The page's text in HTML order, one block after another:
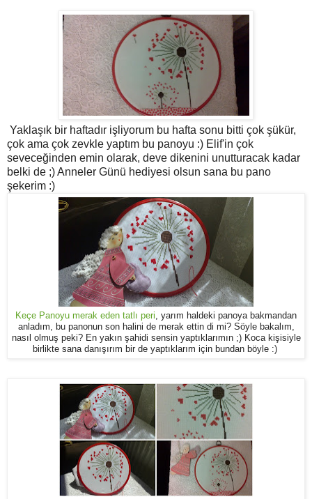
Yaklaşık bir haftadır işliyorum bu hafta sonu bitti çok şükür,
çok ama çok zevkle yaptım bu panoyu :) Elif'in çok
seveceğinden emin olarak, deve dikenini unutturacak kadar
belki de ;) Anneler Günü hediyesi olsun sana bu pano
şekerim :)
Keçe Panoyu merak eden tatlı peri , yarım haldeki panoya bakmandan
anladım, bu panonun son halini de merak ettin di mi? Söyle bakalım,
nasıl olmuş peki? En yakın şahidi sensin yaptıklarımın ;) Koca kişisiyle
birlikte sana danışırım bir de yaptıklarım için bundan böyle :)